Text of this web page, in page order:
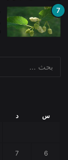
س د
6
7